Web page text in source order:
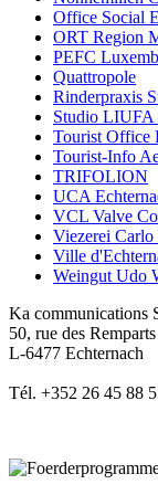
Office Social
ORT Region
PEFC
Quattropole
Rinderpraxis
Studio LIUFA
Tourist Office
Tourist-Info
TRIFOLION
UCA
VCL Valve
Viezerei Carlo
Ville
Weingut Udo
Ka communications
50, rue des Remparts
L-6477 Echternach
Tél. +352 26 45 88